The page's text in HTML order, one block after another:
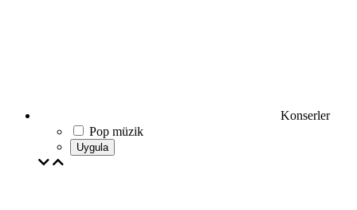
Konserler
Pop müzik
Uygula